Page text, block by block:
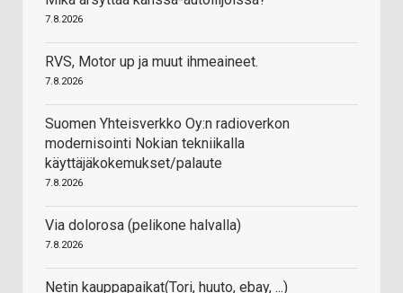
7.8.2026
RVS, Motor up ja muut ihmeaineet.
7.8.2026
Suomen Yhteisverkko Oy:n radioverkon
modernisointi Nokian tekniikalla
käyttäjäkokemukset/palaute
7.8.2026
Via dolorosa (pelikone halvalla)
7.8.2026
Netin kauppapaikat(Tori, huuto, ebay, ...)